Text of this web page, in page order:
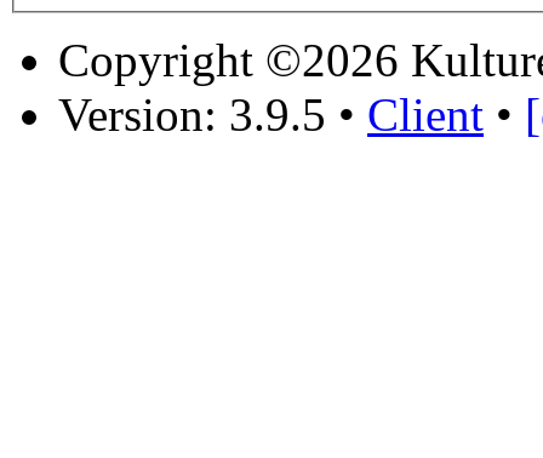
Copyright ©2026
Version: 3.9.5 • Client •